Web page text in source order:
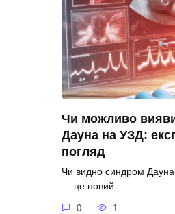
Чи можливо
Дауна на УЗД:
погляд
Чи видно синдром Дауна
— це новий
0 1